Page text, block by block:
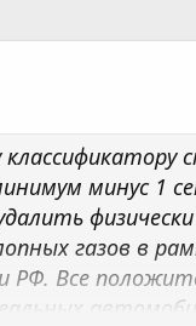
минус 1
газов в
Все